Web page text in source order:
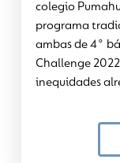
colegio
programa
ambas de 4°
Challenge
inequidades